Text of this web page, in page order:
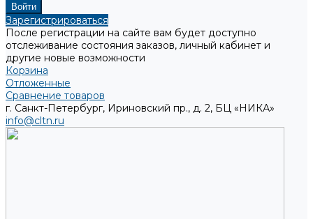
Зарегистрироваться
После регистрации на сайте вам будет доступно
отслеживание состояния заказов, личный кабинет и
другие новые возможности
Корзина
Отложенные
Сравнение товаров
г. Санкт-Петербург, Ириновский пр., д. 2, БЦ «НИКА»
info@cltn.ru